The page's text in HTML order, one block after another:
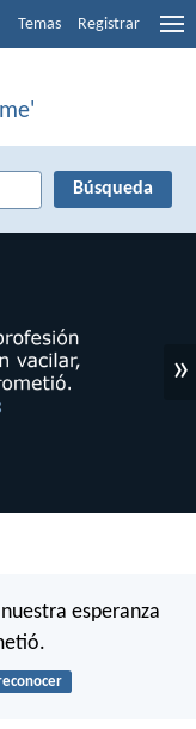
Temas Registrar
»
esperanza